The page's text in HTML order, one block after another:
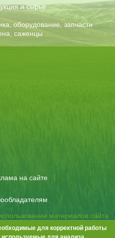
и сырье
оборудование, запчасти
саженцы
на сайте
материалов сайта
обязательна.для корректной работы